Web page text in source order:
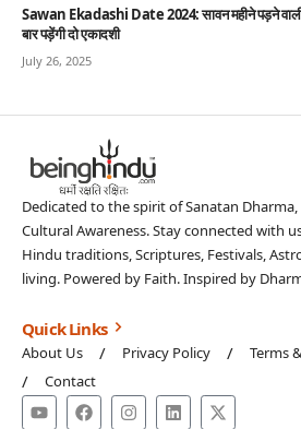
Sawan Ekadashi Date 2024: सावन महीने पड़ने वाली
बार पड़ेंगी दो एकादशी
July 26, 2025
Dedicated to the spirit of Sanatan
Cultural Awareness. Stay connected with
Hindu traditions, Scriptures, Festivals,
living. Powered by Faith. Inspired by
Quick Links
About Us Privacy Policy
Terms
Contact